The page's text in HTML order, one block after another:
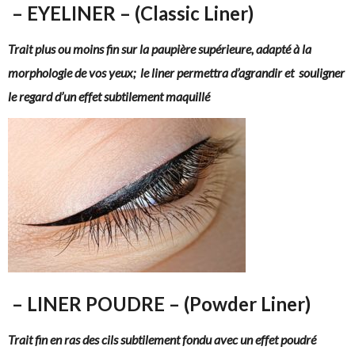
– EYELINER – (Classic Liner)
Trait plus ou moins finsur la paupière supérieure,adapté à la
morphologie de vos yeux; le liner permettra d’agrandir et souligner
le regard d’un effet subtilement maquillé
– LINER POUDRE – (Powder Liner)
Trait fin en ras des cils subtilement fondu avec un effet poudré